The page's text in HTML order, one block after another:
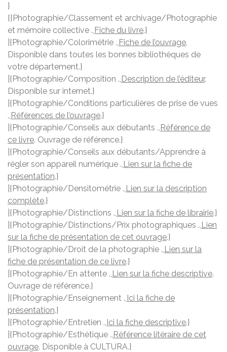
}
{{Photographie/Classement et archivage/Photographie
et mémoire collective ., Fiche du livre.}
|{Photographie/Colorimétrie ., Fiche de l’ouvrage.
Disponible dans toutes les bonnes bibliothèques de
votre département.}
|{Photographie/Composition ., Description de l’éditeur.
Disponible sur internet.}
|{Photographie/Conditions particulières de prise de vues
., Références de l’ouvrage.}
|{Photographie/Conseils aux débutants ., Référence de
ce livre. Ouvrage de référence.}
|{Photographie/Conseils aux débutants/Apprendre à
régler son appareil numérique ., Lien sur la fiche de
présentation.}
|{Photographie/Densitométrie ., Lien sur la description
complète.}
|{Photographie/Distinctions ., Lien sur la fiche de librairie.}
|{Photographie/Distinctions/Prix photographiques ., Lien
sur la fiche de présentation de cet ouvrage.}
|{Photographie/Droit de la photographie ., Lien sur la
fiche de présentation de ce livre.}
|{Photographie/En attente ., Lien sur la fiche descriptive.
Ouvrage de référence.}
|{Photographie/Enseignement ., Ici la fiche de
présentation.}
|{Photographie/Entretien ., Ici la fiche descriptive.}
|{Photographie/Esthétique ., Référence litéraire de cet
ouvrage. Disponible à CULTURA.}